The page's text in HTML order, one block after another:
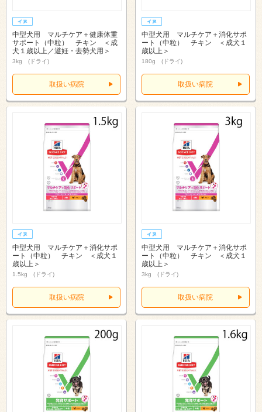
中型犬用 マルチケア＋健康体重
サポート（中粒） チキン ＜成
犬１歳以上／避妊・去勢犬用＞
3kg (ドライ)
取扱い病院
中型犬用 マルチケア＋消化サポ
ート（中粒） チキン ＜成犬１
歳以上＞
180g (ドライ)
取扱い病院
中型犬用 マルチケア＋消化サポ
ート（中粒） チキン ＜成犬１
歳以上＞
1.5kg (ドライ)
取扱い病院
中型犬用 マルチケア＋消化サポ
ート（中粒） チキン ＜成犬１
歳以上＞
3kg (ドライ)
取扱い病院